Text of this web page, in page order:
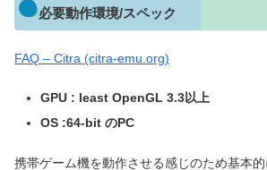
必要動作環境/スペック
FAQ – Citra (citra-emu.org)
GPU : least OpenGL 3.3以上
OS :64-bit のPC
携帯ゲーム機を動作させる感じのため基本